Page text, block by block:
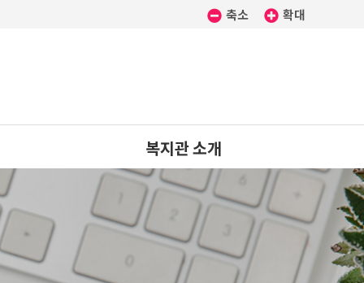
축소 확대
복지관 소개
인사말
법인소개
미션 · 비전